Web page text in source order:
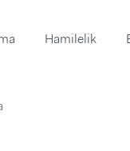
Hamilelik